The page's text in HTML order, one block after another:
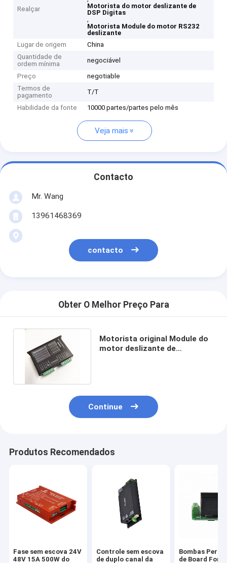
Realçar
Motorista do motor deslizante de
DSP Digitas
,
Motorista Module do motor RS232
deslizante
Lugar de origem
China
Quantidade de
ordem mínima
negociável
Preço
negotiable
Termos de
pagamento
T/T
Habilidade da fonte 10000 partes/partes pelo mês
Veja mais
Contacto
Mr. Wang
13961468369
contacto
Obter O Melhor Preço Para
Motorista original Module do
motor deslizante de
Continue
Produtos Recomendados
Fase sem escova 24V
48V 15A 500W do
Controle sem escova
de duplo canal da
Bombas
de Board For